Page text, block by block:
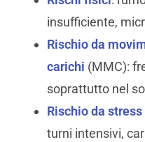
insufficiente,
Rischio da
carichi (MMC):
soprattutto nel
Rischio da
turni intensivi,